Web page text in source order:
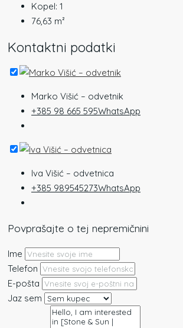
Kopel: 1
76,63 m²
Kontaktni podatki
Marko Višić – odvetnik
+385 98 665 595WhatsApp
Iva Višić – odvetnica
+385 989545273WhatsApp
Povprašajte o tej nepremičnini
Ime
Telefon
E-pošta
Jaz sem